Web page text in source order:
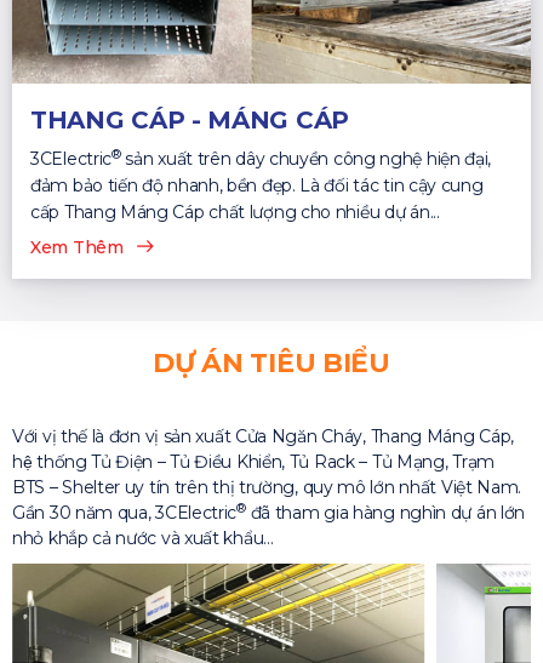
THANG CÁP - MÁNG CÁP
3CElectric®sản xuất trên dây chuyền công nghệ hiện đại,
đảm bảo tiến độ nhanh, bền đẹp. Là đối tác tin cậy cung
cấp Thang Máng Cáp chất lượng cho nhiều dự án...
Xem Thêm
DỰ ÁN TIÊU BIỂU
Với vị thế là đơn vị sản xuất Cửa Ngăn Cháy, Thang Máng Cáp,
hệ thống Tủ Điện – Tủ Điều Khiển, Tủ Rack – Tủ Mạng, Trạm
BTS – Shelter uy tín trên thị trường, quy mô lớn nhất Việt Nam.
Gần 30 năm qua, 3CElectric®đã tham gia hàng nghìn dự án lớn
nhỏ khắp cả nước và xuất khẩu…